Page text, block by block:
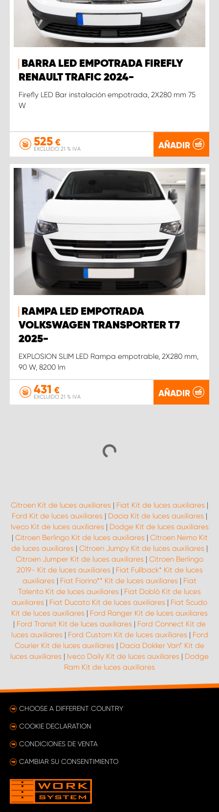
BARRA LED EMPOTRADA FIREFLY
RENAULT TRAFIC 2024-
Firefly LED Bar instalación empotrada, 2X280 mm 75
W
525 €
EXCLUIDO 21 % IVA AÑADIR
RAMPA LED EMPOTRADA
VOLKSWAGEN TRANSPORTER T7
2025-
EXPLOSION SLIM LED Rampa empotrable, 2X280 mm,
90 W, 8200 lm
431 €
EXCLUIDO 21 % IVA AÑADIR
Citroen Kit de luces auxiliares | Fiat Kit de luces auxiliares |
Ford Kit de luces auxiliares | Dacia Kit de luces auxiliares |
Iveco Kit de luces auxiliares | Dodge Kit de luces auxiliares
| Citroen Berlingo Kit de luces auxiliares | Citroen Nemo Kit
de luces auxiliares | Citroen Jumpy Kit de luces auxiliares |
Citroen Jumper Kit de luces auxiliares | Citroen Berlingo
2019- Kit de luces auxiliares | Fiat Fullback* Kit de luces
auxiliares | Fiat Fiorino** Kit de luces auxiliares | Fiat
Talento Kit de luces auxiliares | Fiat Doblò Kit de luces
auxiliares | Fiat Ducato Kit de luces auxiliares | Fiat Scudo
Kit de luces auxiliares | Ford Ranger Kit de luces auxiliares
| Ford Transit Kit de luces auxiliares | Ford Connect Kit de
luces auxiliares | Ford Custom Kit de luces auxiliares | Ford
Courier Kit de luces auxiliares | Dacia Dokker Van* Kit de
luces auxiliares | Iveco Daily Kit de luces auxiliares | Dodge
Ram Kit de luces auxiliares
CHOOSE A DIFFERENT COUNTRY
COOKIE DECLARATION
CONDICIONES DE VENTA
CAMBIAR SU CONSENTIMIENTO